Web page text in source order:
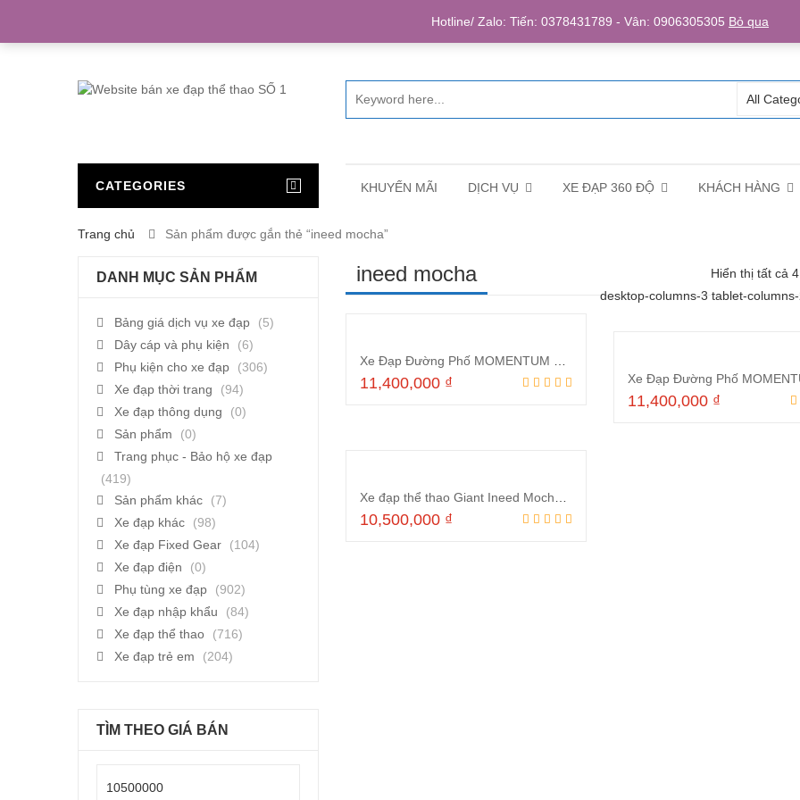
Login/
CATEGORIES KHUYẾN MÃI DỊCH VỤ XE ĐẠP 360 ĐỘ KHÁCH HÀNG
Trang chủ Sản phẩm được gắn thẻ “ineed mocha”
ineed mocha
Hiển thị tất cả
desktop-columns-3 tablet-
11,400,000 ₫
11,400,000 ₫
10,500,000 ₫
DANH MỤC SẢN PHẨM
Bảng giá dịch vụ xe đạp
(5)
Dây cáp và phụ kiện
(6)
Phụ kiện cho xe đạp
(306)
Xe đạp thời trang
(94)
Xe đạp thông dụng
(0)
Sản phẩm
(0)
Trang phục - Bảo hộ xe đạp
(419)
Sản phẩm khác
(7)
Xe đạp khác
(98)
Xe đạp Fixed Gear
(104)
Xe đạp điện
(0)
Phụ tùng xe đạp
(902)
Xe đạp nhập khẩu
(84)
Xe đạp thể thao
(716)
Xe đạp trẻ em
(204)
TÌM THEO GIÁ BÁN
Hotline/ Zalo: Tiến: 0378431789 - Vân: 0906305305 Bỏ qua